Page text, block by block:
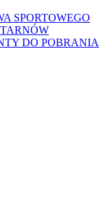
SPORTOWEGO
DO POBRANIA